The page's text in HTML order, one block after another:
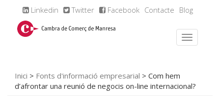
Linkedin Twitter Facebook Contacte Blog
Inici > Fonts d'informació empresarial > Com hem
d’afrontar una reunió de negocis on-line internacional?